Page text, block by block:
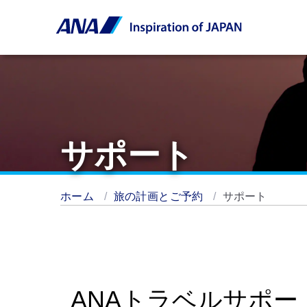
サポート
ホーム 旅の計画とご予約 サポート
ANAトラベルサポー